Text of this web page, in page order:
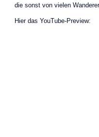
die sonst von vielen
Hier das YouTube-Preview: